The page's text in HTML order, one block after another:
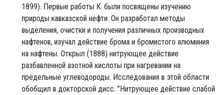
1899). Первые работы К. были посвящены изучению
природы кавказской нефти. Он разработал методы
выделения, очистки и получения различных производных
нафтенов, изучал действие брома и бромистого алюминия
на нафтены. Открыл (1888) нитрующее действие
разбавленной азотной кислоты при нагревании на
предельные углеводороды. Исследования в этой области
обобщил в докторской дисс. "Нитрующее действие слабой